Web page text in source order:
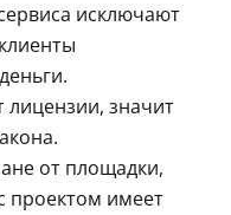
исключают
лицензии, значит
от площадки,
проектом имеет